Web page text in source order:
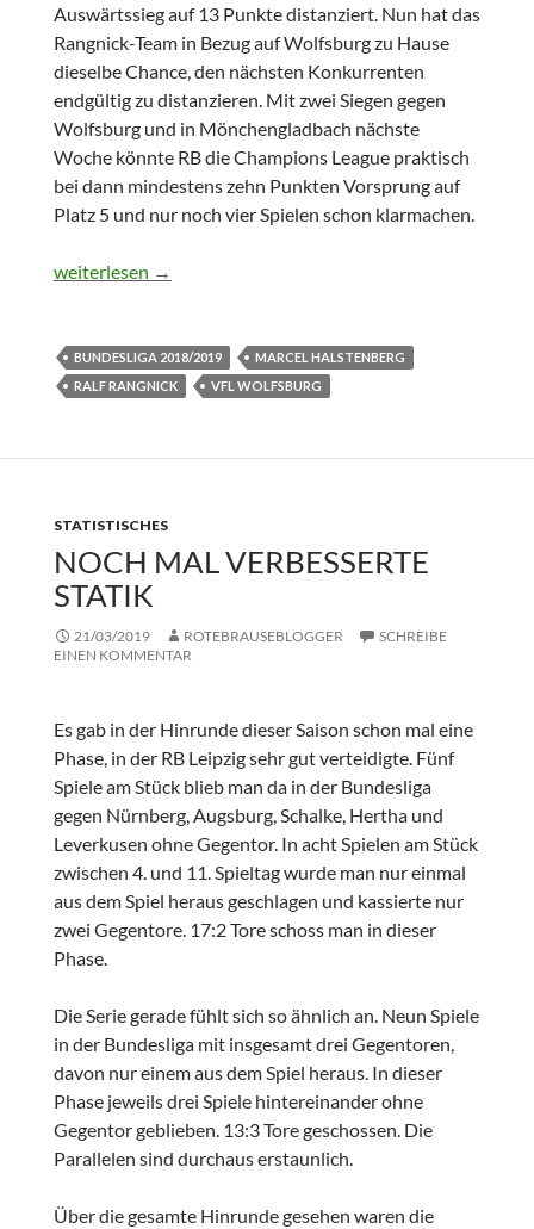
Auswärtssieg auf 13 Punkte distanziert. Nun hat das
Rangnick-Team in Bezug auf Wolfsburg zu Hause
dieselbe Chance, den nächsten Konkurrenten
endgültig zu distanzieren. Mit zwei Siegen gegen
Wolfsburg und in Mönchengladbach nächste
Woche könnte RB die Champions League praktisch
bei dann mindestens zehn Punkten Vorsprung auf
Platz 5 und nur noch vier Spielen schon klarmachen.
Erstaunlich stabil
weiterlesen →
BUNDESLIGA 2018/2019
MARCEL HALSTENBERG
RALF RANGNICK
VFL WOLFSBURG
STATISTISCHES
NOCH MAL VERBESSERTE
STATIK
21/03/2019 ROTEBRAUSEBLOGGER
SCHREIBE
EINEN KOMMENTAR
Es gab in der Hinrunde dieser Saison schon mal eine
Phase, in der RB Leipzig sehr gut verteidigte. Fünf
Spiele am Stück blieb man da in der Bundesliga
gegen Nürnberg, Augsburg, Schalke, Hertha und
Leverkusen ohne Gegentor. In acht Spielen am Stück
zwischen 4. und 11. Spieltag wurde man nur einmal
aus dem Spiel heraus geschlagen und kassierte nur
zwei Gegentore. 17:2 Tore schoss man in dieser
Phase.
Die Serie gerade fühlt sich so ähnlich an. Neun Spiele
in der Bundesliga mit insgesamt drei Gegentoren,
davon nur einem aus dem Spiel heraus. In dieser
Phase jeweils drei Spiele hintereinander ohne
Gegentor geblieben. 13:3 Tore geschossen. Die
Parallelen sind durchaus erstaunlich.
Über die gesamte Hinrunde gesehen waren die